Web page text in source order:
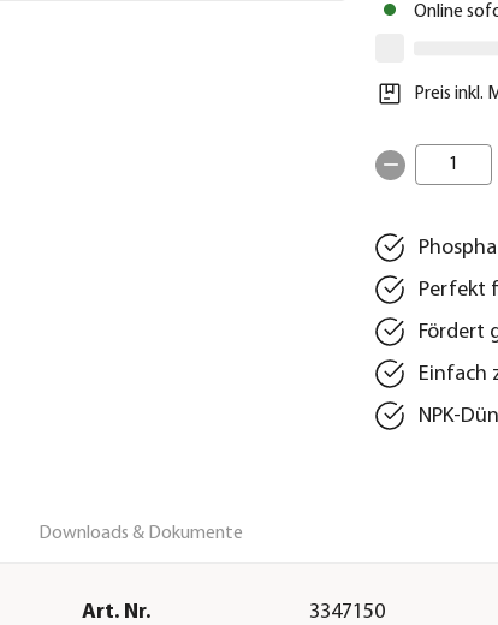
Online
Preis inkl.
1
Perfekt
Fördert
Einfach
NPK-
Downloads & Dokumente
Art. Nr. 3347150